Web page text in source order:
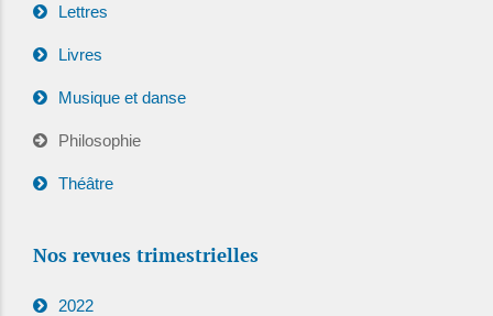
Lettres
Livres
Musique et danse
Philosophie
Théâtre
Nos revues trimestrielles
2022